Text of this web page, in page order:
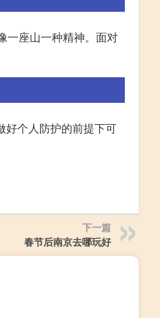
一座山一种精神。面对
好个人防护的前提下可
下一篇
春节后南京去哪玩好